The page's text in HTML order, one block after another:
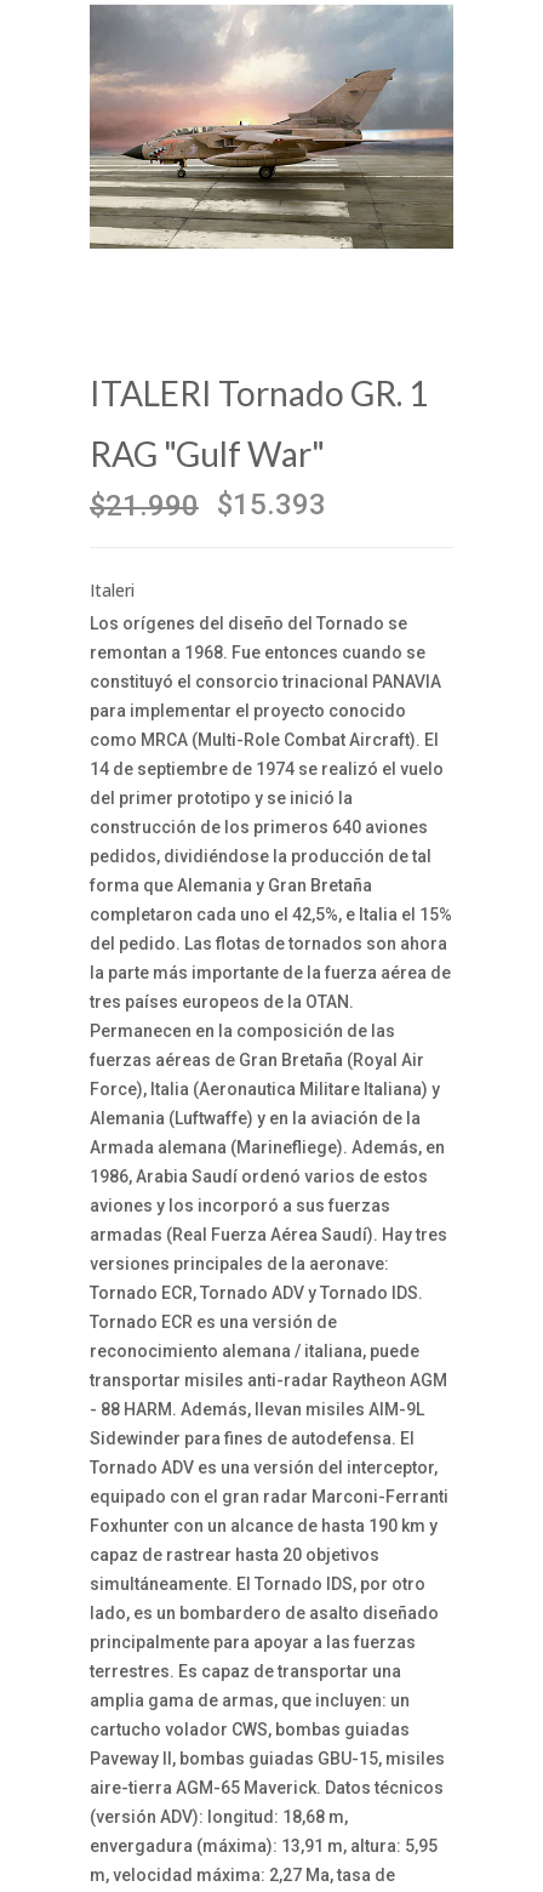
ITALERI Tornado GR. 1
RAG "Gulf War"
$21.990 $15.393
Italeri
Los orígenes del diseño del Tornado se
remontan a 1968. Fue entonces cuando se
constituyó el consorcio trinacional PANAVIA
para implementar el proyecto conocido
como MRCA (Multi-Role Combat Aircraft). El
14 de septiembre de 1974 se realizó el vuelo
del primer prototipo y se inició la
construcción de los primeros 640 aviones
pedidos, dividiéndose la producción de tal
forma que Alemania y Gran Bretaña
completaron cada uno el 42,5%, e Italia el 15%
del pedido. Las flotas de tornados son ahora
la parte más importante de la fuerza aérea de
tres países europeos de la OTAN.
Permanecen en la composición de las
fuerzas aéreas de Gran Bretaña (Royal Air
Force), Italia (Aeronautica Militare Italiana) y
Alemania (Luftwaffe) y en la aviación de la
Armada alemana (Marinefliege). Además, en
1986, Arabia Saudí ordenó varios de estos
aviones y los incorporó a sus fuerzas
armadas (Real Fuerza Aérea Saudí). Hay tres
versiones principales de la aeronave:
Tornado ECR, Tornado ADV y Tornado IDS.
Tornado ECR es una versión de
reconocimiento alemana / italiana, puede
transportar misiles anti-radar Raytheon AGM
- 88 HARM. Además, llevan misiles AIM-9L
Sidewinder para fines de autodefensa. El
Tornado ADV es una versión del interceptor,
equipado con el gran radar Marconi-Ferranti
Foxhunter con un alcance de hasta 190 km y
capaz de rastrear hasta 20 objetivos
simultáneamente. El Tornado IDS, por otro
lado, es un bombardero de asalto diseñado
principalmente para apoyar a las fuerzas
terrestres. Es capaz de transportar una
amplia gama de armas, que incluyen: un
cartucho volador CWS, bombas guiadas
Paveway II, bombas guiadas GBU-15, misiles
aire-tierra AGM-65 Maverick. Datos técnicos
(versión ADV): longitud: 18,68 m,
envergadura (máxima): 13,91 m, altura: 5,95
m, velocidad máxima: 2,27 Ma, tasa de